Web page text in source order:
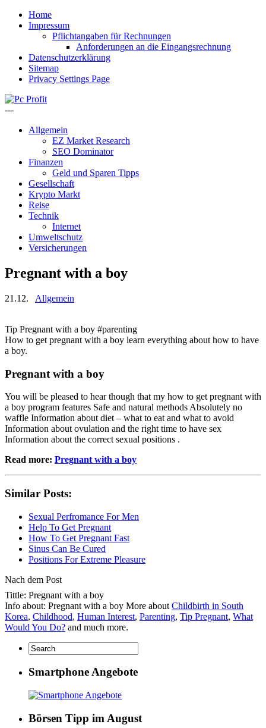
Home
Impressum
Pflichtangaben für Rechnungen
Anforderungen an die Eingangsrechnung
Datenschutzerklärung
Sitemap
Privacy Settings Page
---
Allgemein
EZ Market Research
SEO Dominator
Finanzen
Geld und Sparen Tipps
Gesellschaft
Krypto Markt
Reise
Technik
Internet
Umweltschutz
Versicherungen
Pregnant with a boy
21.12. Allgemein
Tip Pregnant with a boy #parenting
How to get pregnant with a boy learn everything about how to have
a boy.
Pregnant with a boy
You will be pleased to hear though that my how to get pregnant with
a boy program features Safe and natural methods Absolutely no
waffle Information about diet – what to eat and what to avoid
Information about ovulation and the right time to have sex
Information about the correct sexual positions .
Read more: Pregnant with a boy
Similar Posts:
Sexual Perfromance For Men
Help To Get Pregnant
How To Get Pregnant Fast
Sinus Can Be Cured
Positions For Extreme Pleasure
Nach dem Post
Tittle: Pregnant with a boy
Info about: Pregnant with a boy More about Childbirth in South
Korea, Childhood, Human Interest, Parenting, Tip Pregnant, What
Would You Do? and much more.
Smartphone Angebote
Börsen Tipp im August